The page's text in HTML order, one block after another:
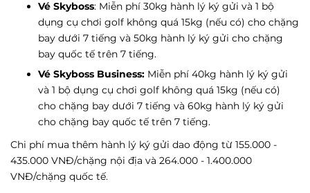
Vé Skyboss: Miễn phí 30kg hành lý ký gửi và 1 bộ
dụng cụ chơi golf không quá 15kg (nếu có) cho chặng
bay dưới 7 tiếng và 50kg hành lý ký gửi cho chặng
bay quốc tế trên 7 tiếng.
Vé Skyboss Business: Miễn phí 40kg hành lý ký gửi
và 1 bộ dụng cụ chơi golf không quá 15kg (nếu có)
cho chặng bay dưới 7 tiếng và 60kg hành lý ký gửi
cho chặng bay quốc tế trên 7 tiếng.
Chi phí mua thêm hành lý ký gửi dao động từ 155.000 -
435.000 VNĐ/chặng nội địa và 264.000 - 1.400.000
VNĐ/chặng quốc tế.